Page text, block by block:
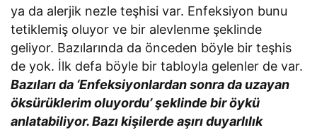
ya da alerjik nezle teşhisi var. Enfeksiyon bunu
tetiklemiş oluyor ve bir alevlenme şeklinde
geliyor. Bazılarında da önceden böyle bir teşhis
de yok. İlk defa böyle bir tabloyla gelenler de var.
Bazıları da ‘Enfeksiyonlardan sonra da uzayan
öksürüklerim oluyordu’ şeklinde bir öykü
anlatabiliyor. Bazı kişilerde aşırı duyarlılık